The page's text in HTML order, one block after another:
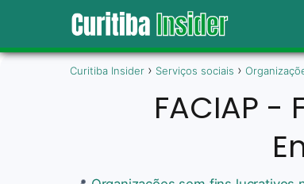
Curitiba Insider Serviços sociais
FACIAP